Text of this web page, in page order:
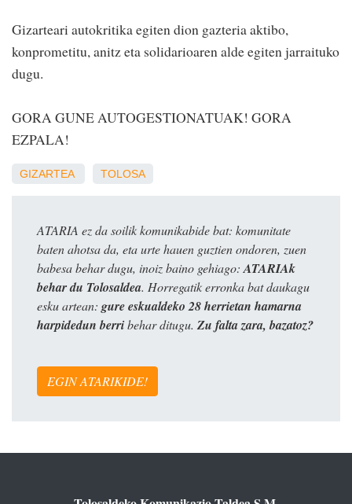
Gizarteari autokritika egiten dion gazteria aktibo,
konprometitu, anitz eta solidarioaren alde egiten jarraituko
dugu.
GORA GUNE AUTOGESTIONATUAK! GORA
EZPALA!
GIZARTEA TOLOSA
ATARIA ez da soilik komunikabide bat: komunitate
baten ahotsa da, eta urte hauen guztien ondoren, zuen
babesa behar dugu, inoiz baino gehiago: ATARIAk
behar du Tolosaldea. Horregatik erronka bat daukagu
esku artean: gure eskualdeko 28 herrietan hamarna
harpidedun berribehar ditugu. Zu falta zara, bazatoz?
EGIN ATARIKIDE!